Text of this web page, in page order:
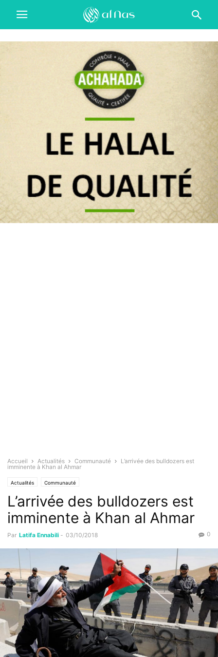
Accueil Actualités Communauté
L’arrivée des bulldozers est
imminente à Khan al Ahmar
Actualités Communauté
L’arrivée des bulldozers est
imminente à Khan al Ahmar
Par Latifa Ennabili - 03/10/2018 0